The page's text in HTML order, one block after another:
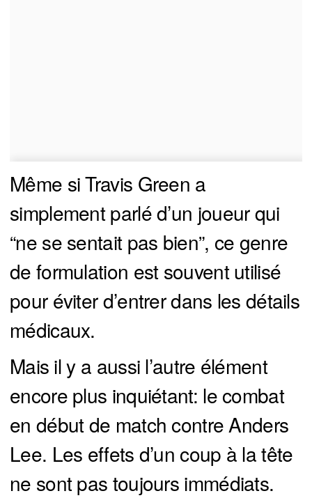
Même si Travis Green a
simplement parlé d’un joueur qui
“ne se sentait pas bien”, ce genre
de formulation est souvent utilisé
pour éviter d’entrer dans les détails
médicaux.
Mais il y a aussi l’autre élément
encore plus inquiétant: le combat
en début de match contre Anders
Lee. Les effets d’un coup à la tête
ne sont pas toujours immédiats.